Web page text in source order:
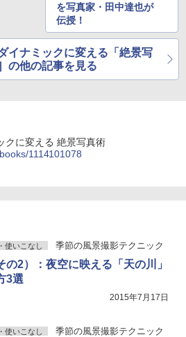
を写真家・田中達也が
伝授！
イナミックに変える「絶景写
の他の記事を見る
クに変える 絶景写真術
1114101078
使いこなし 季節の風景撮影テクニック
の2）：夜空に映える「天の川」
3選
2015年7月17日
使いこなし 季節の風景撮影テクニック